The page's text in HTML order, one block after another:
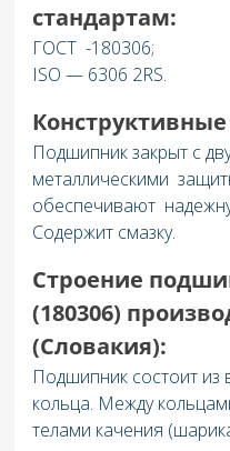
стандартам:
ГОСТ -180306;
ISO — 6306 2RS.
Подшипник закрыт с
металлическими
обеспечивают
Содержит смазку.
Строение
(180306)
(Словакия):
Подшипник состоит из
кольца. Между
телами качения